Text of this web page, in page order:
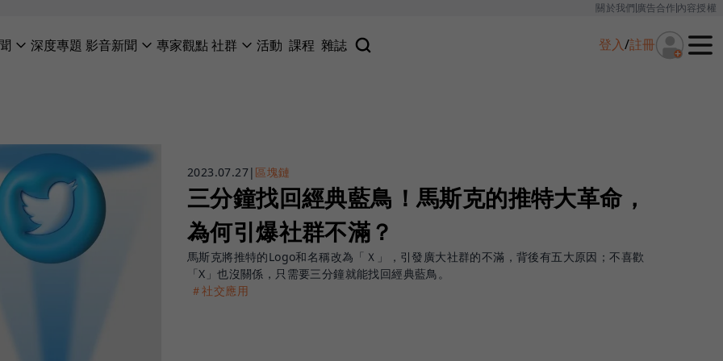
關於我們廣告合作內容授權
深度專題 影音新聞 專家觀點社群 活動 課程 雜誌 登入/註冊
2023.07.27| 區塊鏈
三分鐘找回經典藍鳥！馬斯克的推特大革命，
為何引爆社群不滿？
馬斯克將推特的Logo和名稱改為「Ｘ」，引發廣大社群的不滿，背後有五大原因；不喜歡
「X」也沒關係，只需要三分鐘就能找回經典藍鳥。
＃社交應用